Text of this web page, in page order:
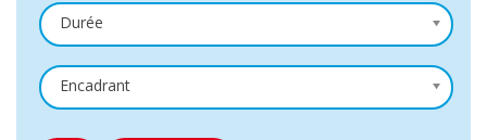
Durée
Encadrant